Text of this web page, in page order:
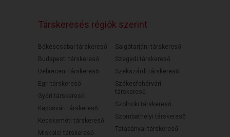
Társkeresés régiók szerint
Békéscsabai társkereső
Budapesti társkereső
Debreceni társkereső
Egri társkereső
Győri társkereső
Kaposvári társkereső
Kecskeméti társkereső
Miskolci társkereső
Salgótarjáni társkereső
Szegedi társkereső
Szekszárdi társkereső
Székesfehérvári
társkereső
Szolnoki társkereső
Szombathelyi társkereső
Tatabányai társkereső